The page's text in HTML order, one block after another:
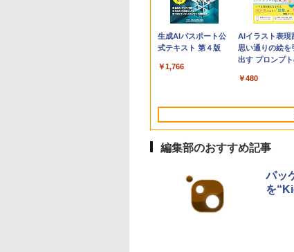
Apple 2026
MacBook Neo A18
ンチノートブック：
Retinaディスプレ
512GB SSD、1080p
FaceTime HDカメ
ラ、Touch ID - イン
AppleCare+ for 13イ
ンチMacBook
Neo(A18 Pro)|ダウン
tomtoc 360°保
15.6 16インチ パ
ンケース Dell
dynabook
￥2,952
Robloxギフトカード
- 800 Robux 【限定
を含む】 【オンライ
インコード版
Microsoft
Home &
2024(最新 永続
版|Windows11、
￥39,582
生成AIパスポート公
式テキスト 第４版
￥1,766
AIイラスト表現
思い通りの絵を
出す プロンプ
ズ (はぴーイラス
￥480
編集部のおすすめ記事
パッ
を